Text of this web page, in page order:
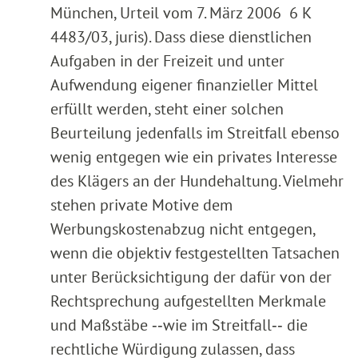
München, Urteil vom 7. März 2006 6 K
4483/03, juris). Dass diese dienstlichen
Aufgaben in der Freizeit und unter
Aufwendung eigener finanzieller Mittel
erfüllt werden, steht einer solchen
Beurteilung jedenfalls im Streitfall ebenso
wenig entgegen wie ein privates Interesse
des Klägers an der Hundehaltung. Vielmehr
stehen private Motive dem
Werbungskostenabzug nicht entgegen,
wenn die objektiv festgestellten Tatsachen
unter Berücksichtigung der dafür von der
Rechtsprechung aufgestellten Merkmale
und Maßstäbe ‑‑wie im Streitfall‑‑ die
rechtliche Würdigung zulassen, dass